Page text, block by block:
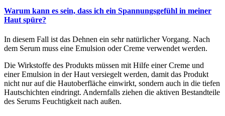
Warum kann es sein, dass ich ein Spannungsgefühl in meiner
Haut spüre?
In diesem Fall ist das Dehnen ein sehr natürlicher Vorgang. Nach
dem Serum muss eine Emulsion oder Creme verwendet werden.
Die Wirkstoffe des Produkts müssen mit Hilfe einer Creme und
einer Emulsion in der Haut versiegelt werden, damit das Produkt
nicht nur auf die Hautoberfläche einwirkt, sondern auch in die tiefen
Hautschichten eindringt. Andernfalls ziehen die aktiven Bestandteile
des Serums Feuchtigkeit nach außen.